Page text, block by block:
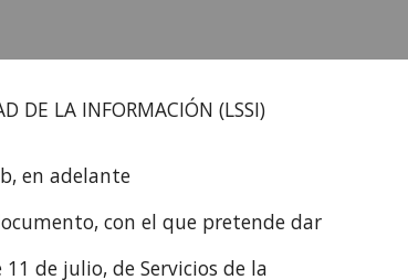
(LSSI)
en adelante
con el que pretende dar
de julio, de Servicios de la